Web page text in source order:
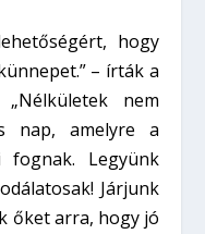
hogy
– írták a
„Nélkületek nem
nap, amelyre a
fognak. Legyünk
Járjunk
őket arra, hogy jó